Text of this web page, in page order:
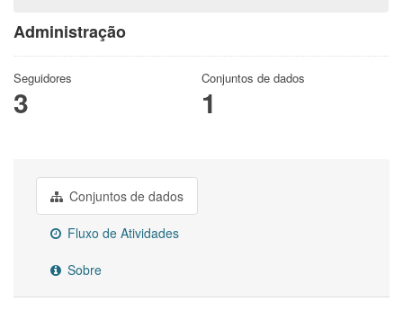
Administração
Seguidores
3
Conjuntos de dados
1
Conjuntos de dados
Fluxo de Atividades
Sobre